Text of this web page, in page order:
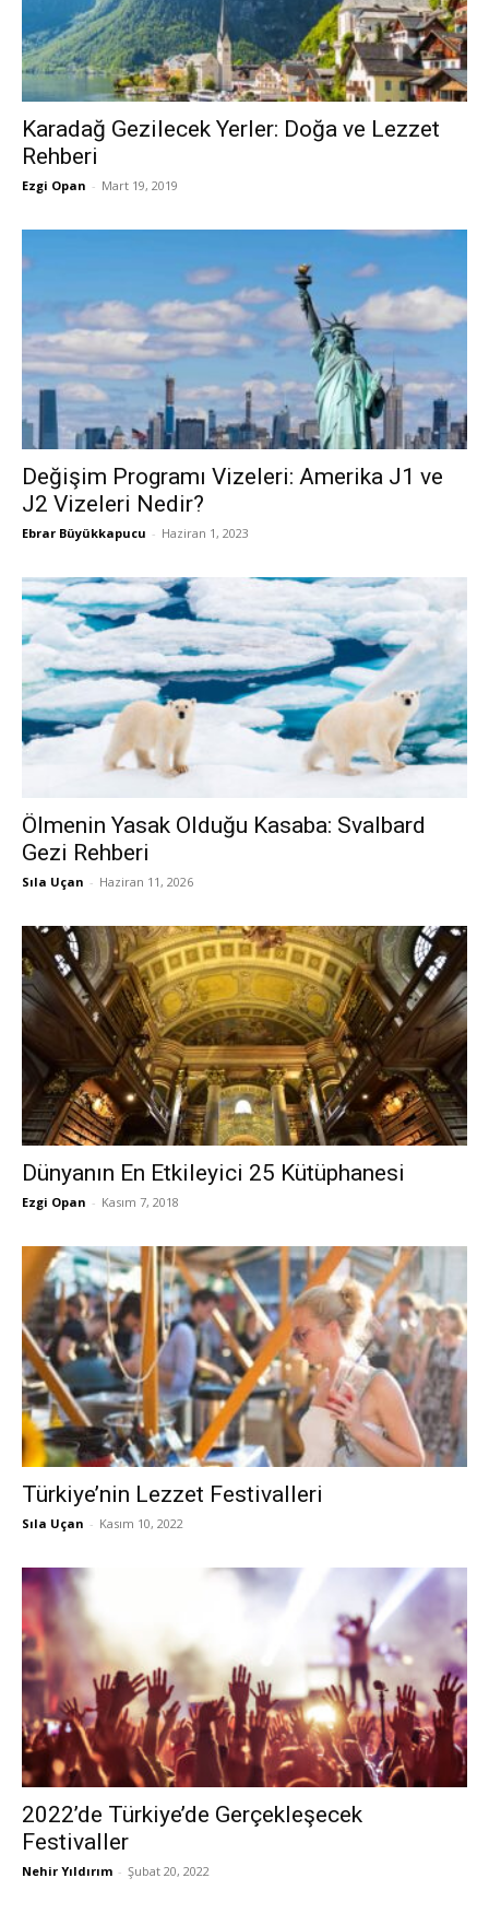
Karadağ Gezilecek Yerler: Doğa ve Lezzet
Rehberi
Ezgi Opan - Mart 19, 2019
Değişim Programı Vizeleri: Amerika J1 ve
J2 Vizeleri Nedir?
Ebrar Büyükkapucu - Haziran 1, 2023
Ölmenin Yasak Olduğu Kasaba: Svalbard
Gezi Rehberi
Sıla Uçan - Haziran 11, 2026
Dünyanın En Etkileyici 25 Kütüphanesi
Ezgi Opan - Kasım 7, 2018
Türkiye’nin Lezzet Festivalleri
Sıla Uçan - Kasım 10, 2022
2022’de Türkiye’de Gerçekleşecek
Festivaller
Nehir Yıldırım - Şubat 20, 2022